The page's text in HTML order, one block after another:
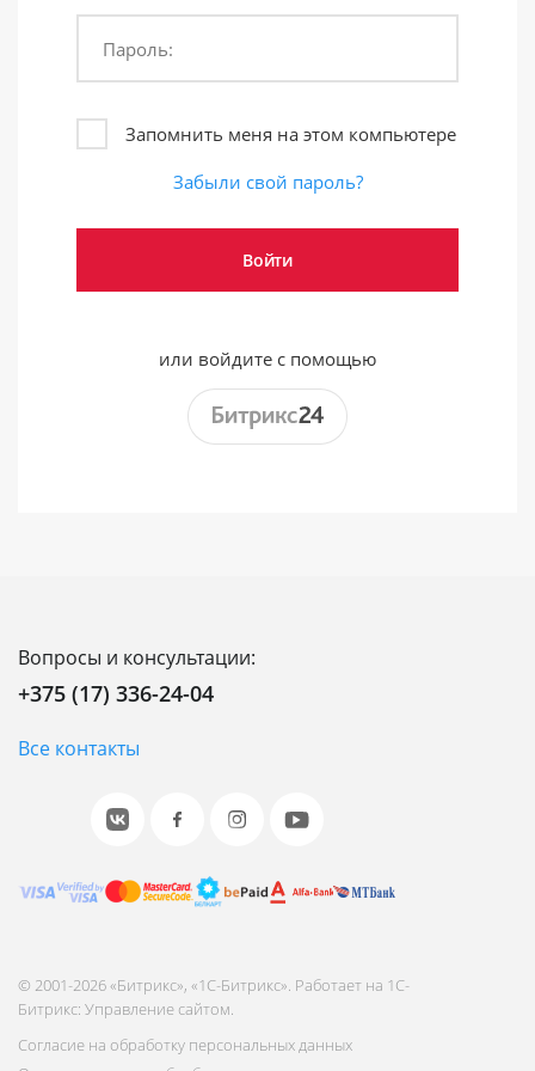
Пароль:
Запомнить меня на этом компьютере
Забыли свой пароль?
или войдите с помощью
Вопросы и консультации:
+375 (17) 336-24-04
Все контакты
© 2001-2026 «Битрикс», «1С-Битрикс». Работает на 1С-
Битрикс: Управление сайтом.
Согласие на обработку персональных данных